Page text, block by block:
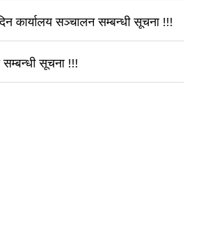
कार्यालय सञ्चालन सम्बन्धी सूचना !!!
सम्बन्धी सूचना !!!